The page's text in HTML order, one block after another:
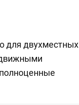
для двухместных